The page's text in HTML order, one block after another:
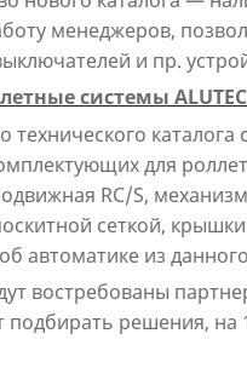
менеджеров,
и пр.
системы
для
RC/S,
сеткой,
автоматике из
востребованы
подбирать решения,